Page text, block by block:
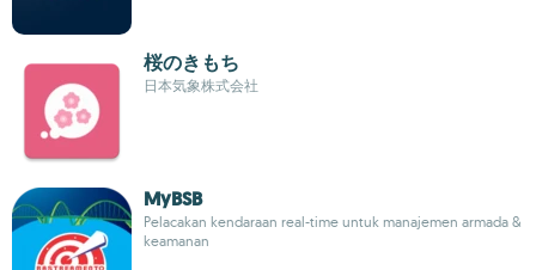
桜のきもち
日本気象株式会社
MyBSB
Pelacakan kendaraan real-time untuk manajemen armada &
keamanan